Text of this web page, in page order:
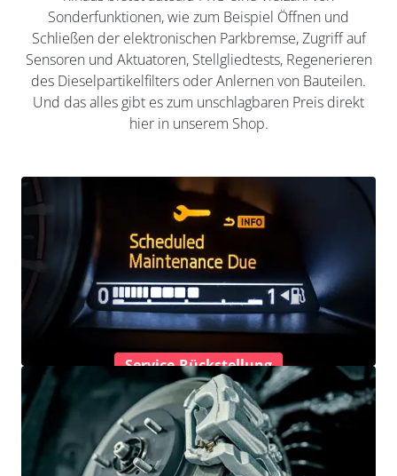
Sonderfunktionen, wie zum Beispiel Öffnen und
Schließen der elektronischen Parkbremse, Zugriff auf
Sensoren und Aktuatoren, Stellgliedtests, Regenerieren
des Dieselpartikelfilters oder Anlernen von Bauteilen.
Und das alles gibt es zum unschlagbaren Preis direkt
hier in unserem Shop.
Service-Rückstellung